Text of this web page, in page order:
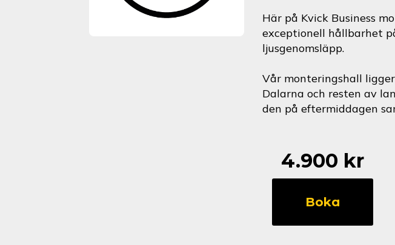
Här på Kvick Business
exceptionell hållbarhet
ljusgenomsläpp.
Vår monteringshall
Dalarna och resten av
den på eftermiddagen
4.900 kr
Nissan
rutor)
Boka